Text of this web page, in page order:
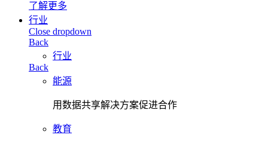
了解更多
行业
Close dropdown
Back
行业
Back
能源
用数据共享解决方案促进合作
教育